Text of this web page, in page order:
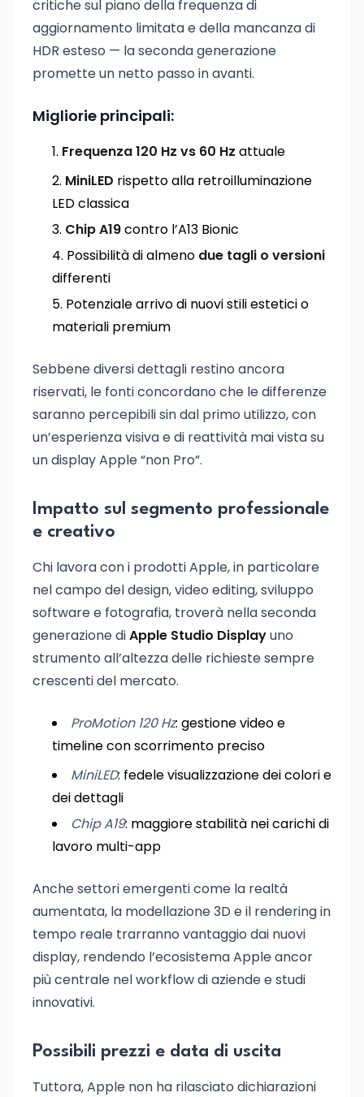
critiche sul piano della frequenza di
aggiornamento limitata e della mancanza di
HDR esteso — la seconda generazione
promette un netto passo in avanti.
Migliorie principali:
Frequenza 120 Hz vs 60 Hz attuale
MiniLED rispetto alla retroilluminazione
LED classica
Chip A19contro l’A13 Bionic
Possibilità di almeno due tagli o versioni
differenti
Potenziale arrivo di nuovi stili estetici o
materiali premium
Sebbene diversi dettagli restino ancora
riservati, le fonti concordano che le differenze
saranno percepibili sin dal primo utilizzo, con
un’esperienza visiva e di reattività mai vista su
un display Apple “non Pro”.
Impatto sul segmento professionale
e creativo
Chi lavora con i prodotti Apple, in particolare
nel campo del design, video editing, sviluppo
software e fotografia, troverà nella seconda
generazione diApple Studio Displayuno
strumento all’altezza delle richieste sempre
crescenti del mercato.
ProMotion 120 Hz: gestione video e
timeline con scorrimento preciso
MiniLED: fedele visualizzazione dei colori e
dei dettagli
Chip A19: maggiore stabilità nei carichi di
lavoro multi-app
Anche settori emergenti come la realtà
aumentata, la modellazione 3D e il rendering in
tempo reale trarranno vantaggio dai nuovi
display, rendendo l’ecosistema Apple ancor
più centrale nel workflow di aziende e studi
innovativi.
Possibili prezzi e data di uscita
Tuttora, Apple non ha rilasciato dichiarazioni